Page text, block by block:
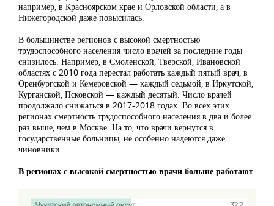
например, в Красноярском крае и Орловской области, а в
Нижегородской даже повысилась.
В большинстве регионов с высокой смертностью
трудоспособного населения число врачей за последние годы
снизилось. Например, в Смоленской, Тверской, Ивановской
областях с 2010 года перестал работать каждый пятый врач, в
Оренбургской и Кемеровской — каждый седьмой, в Иркутской,
Курганской, Псковской — каждый десятый. Число врачей
продолжало снижаться в 2017-2018 годах. Во всех этих
регионах смертность трудоспособного населения в два и более
раз выше, чем в Москве. На то, что врачи вернутся в
государственные больницы, не особенно надеются даже
чиновники.
В регионах с высокой смертностью врачи больше работают